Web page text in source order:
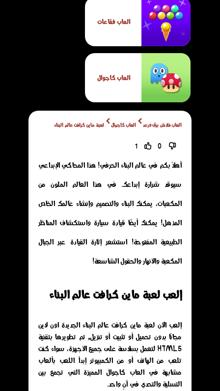
العاب فقاعات
العاب كاجوال
العاب فلاش برق ورعد العاب كاجوال لعبة ماين كرافت عالم البناء
0
1
أهلاً بكم في عالم البناء الحرفي! هذا المحاكي الإبداعي
سيوقد شرارة إبداعك. في هذا العالم الملون من
المكعبات، يمكنك البناء والتصميم وإنشاء عالمك الخاص
المذهل! يمكنك أيضًا قيادة سيارة واستكشاف المناظر
الطبيعية المفتوحة! استشعر إثارة القيادة عبر الجبال
المكعبة والأنهار والحقول الشاسعة!
إلعب لعبة ماين كرافت عالم البناء
إلعب الآن لعبة ماين كرافت عالم البناء الجديدة اون لاين
مجانًا بدون تحميل أو تثبيت أو تنزيل, تم تطويرها بتقنية
HTML5 لتعمل بسلاسة على جميع الأجهزة، سواء كنت
تلعب من الهاتف أو من الكمبيوتر إبدأ اللعب بألعاب
مشابهة في العاب كاجوال المميزة التي تجمع بين
التسلية والتحدي في آنٍ واحد.